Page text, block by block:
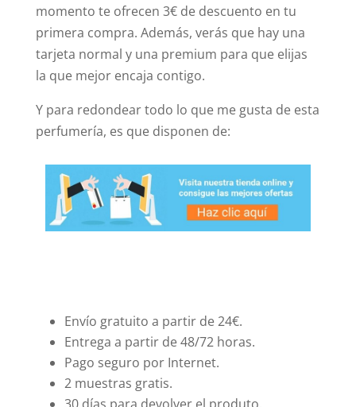
momento te ofrecen 3€ de descuento en tu
primera compra. Además, verás que hay una
tarjeta normal y una premium para que elijas
la que mejor encaja contigo.
Y para redondear todo lo que me gusta de esta
perfumería, es que disponen de:
Envío gratuito a partir de 24€.
Entrega a partir de 48/72 horas.
Pago seguro por Internet.
2 muestras gratis.